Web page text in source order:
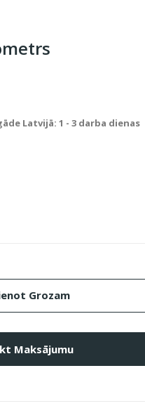
Latvijā: 1 - 3 darba dienas
Grozam
Maksājumu